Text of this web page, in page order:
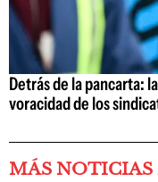
Detrás de la pancarta:
voracidad de los
MÁS